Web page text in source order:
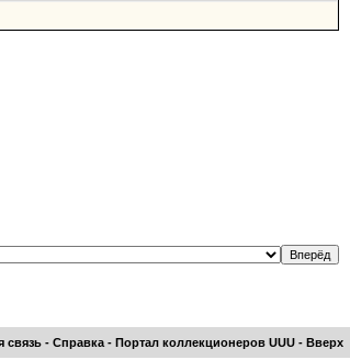
связь - Справка - Портал коллекционеров UUU - Вверх